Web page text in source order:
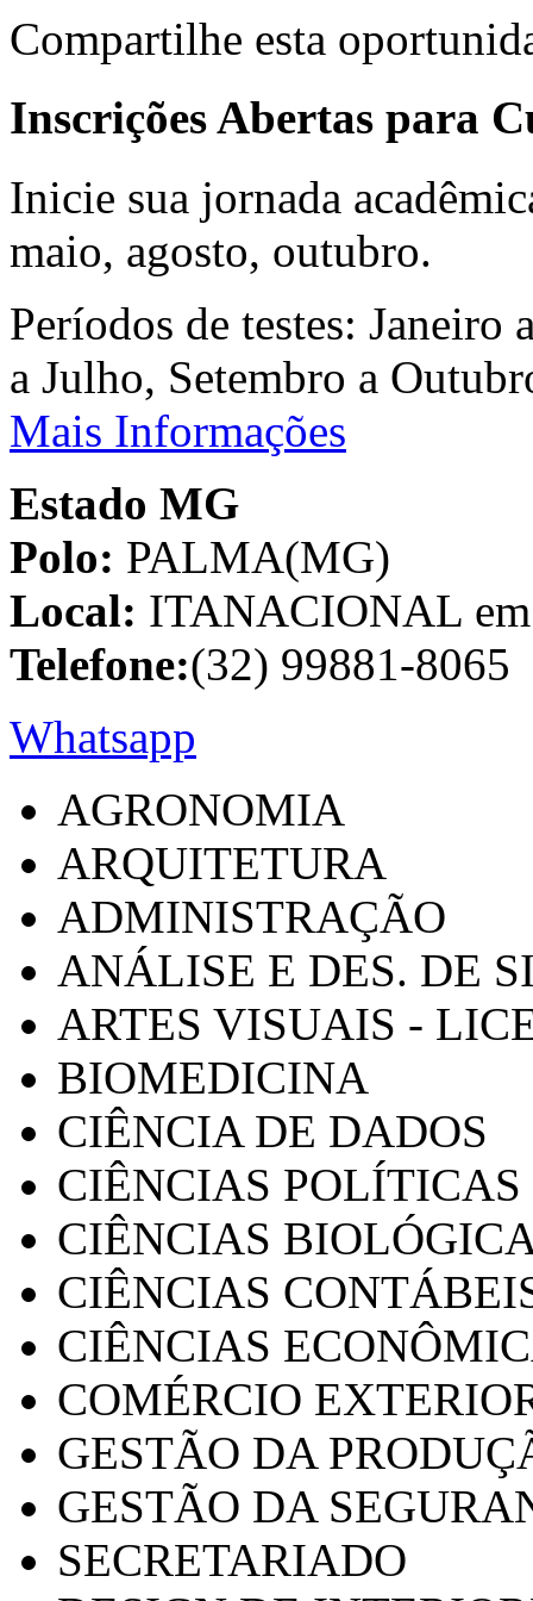
Compartilhe esta
Inscrições Abertas para
Inicie sua jornada
maio, agosto, outubro.
Períodos de testes:
a Julho, Setembro a
Mais Informações
Estado MG
Polo: PALMA(MG)
Local: ITANACIONAL
Telefone:(32) 99881-8065
Whatsapp
AGRONOMIA
ARQUITETURA
ADMINISTRAÇÃO
ANÁLISE E DES. DE
ARTES VISUAIS -
BIOMEDICINA
CIÊNCIA DE DADOS
CIÊNCIAS POLÍTICAS
CIÊNCIAS
CIÊNCIAS
CIÊNCIAS
COMÉRCIO
GESTÃO DA
GESTÃO DA
SECRETARIADO